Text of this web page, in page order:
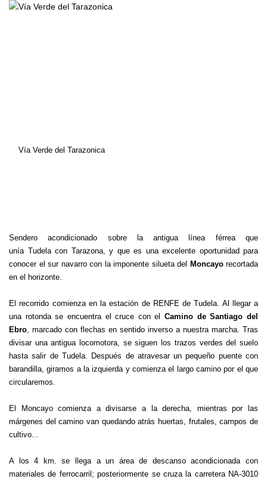
Vía Verde del Tarazonica
Sendero acondicionado sobre la antigua línea férrea que
unía Tudela con Tarazona, y que es una excelente oportunidad para
conocer el sur navarro con la imponente silueta del
Moncayo recortada
en el horizonte.
El recorrido comienza en la estación de RENFE de Tudela. Al llegar a
una rotonda se encuentra el cruce con elCamino de Santiago del
Ebro, marcado con flechas en sentido inverso a nuestra marcha. Tras
divisar una antigua locomotora, se siguen los trazos verdes del suelo
hasta salir de Tudela. Después de atravesar un pequeño puente con
barandilla, giramos a la izquierda y comienza el largo camino por el que
circularemos.
El Moncayo comienza a divisarse a la derecha, mientras por las
márgenes del camino van quedando atrás huertas, frutales, campos de
cultivo...
A los 4 km. se llega a un área de descanso acondicionada con
materiales de ferrocarril; posteriormente se cruza la carretera NA-3010